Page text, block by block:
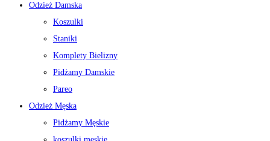
Odzież Damska
Koszulki
Staniki
Komplety Bielizny
Pidżamy Damskie
Pareo
Odzież Męska
Pidżamy Męskie